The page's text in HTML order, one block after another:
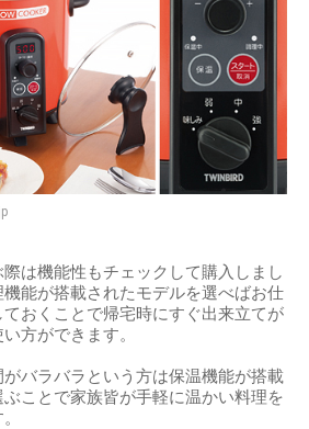
は機能性もチェックして購入しまし
能が搭載されたモデルを選べばお仕
おくことで帰宅時にすぐ出来立てが
方ができます。
バラバラという方は保温機能が搭載
ことで家族皆が手軽に温かい料理を